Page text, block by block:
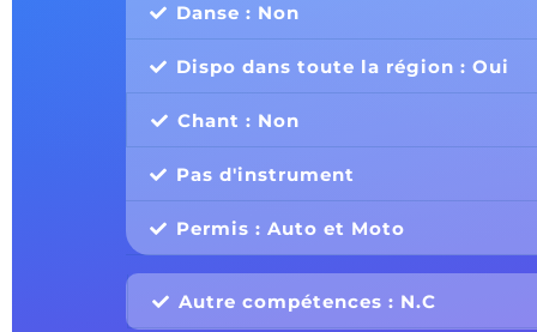
Danse : Non
Dispo dans toute la région : Oui
Chant : Non
Pas d'instrument
Permis : Auto et Moto
Autre compétences : N.C